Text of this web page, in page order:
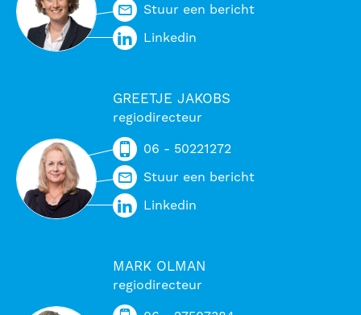
Stuur een bericht
Linkedin
GREETJE JAKOBS
regiodirecteur
06 - 50221272
Stuur een bericht
Linkedin
MARK OLMAN
regiodirecteur